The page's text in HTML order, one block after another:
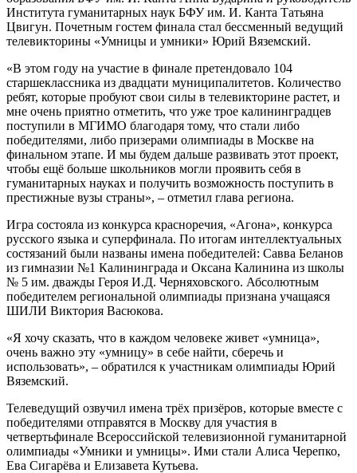
Института гуманитарных наук БФУ им. И. Канта Татьяна
Цвигун. Почетным гостем финала стал бессменный ведущий
телевикторины «Умницы и умники» Юрий Вяземский.
«В этом году на участие в финале претендовало 104
старшеклассника из двадцати муниципалитетов. Количество
ребят, которые пробуют свои силы в телевикторине растет, и
мне очень приятно отметить, что уже трое калининградцев
поступили в МГИМО благодаря тому, что стали либо
победителями, либо призерами олимпиады в Москве на
финальном этапе. И мы будем дальше развивать этот проект,
чтобы ещё больше школьников могли проявить себя в
гуманитарных науках и получить возможность поступить в
престижные вузы страны», – отметил глава региона.
Игра состояла из конкурса красноречия, «Агона», конкурса
русского языка и суперфинала. По итогам интеллектуальных
состязаний были названы имена победителей: Савва Беланов
из гимназии №1 Калининграда и Оксана Калинина из школы
№ 5 им. дважды Героя И.Д. Черняховского. Абсолютным
победителем региональной олимпиады признана учащаяся
ШИЛИ Виктория Васюкова.
«Я хочу сказать, что в каждом человеке живет «умница»,
очень важно эту «умницу» в себе найти, сберечь и
использовать», – обратился к участникам олимпиады Юрий
Вяземский.
Телеведущий озвучил имена трёх призёров, которые вместе с
победителями отправятся в Москву для участия в
четвертьфинале Всероссийской телевизионной гуманитарной
олимпиады «Умники и умницы». Ими стали Алиса Черепко,
Ева Сигарёва и Елизавета Кутьева.